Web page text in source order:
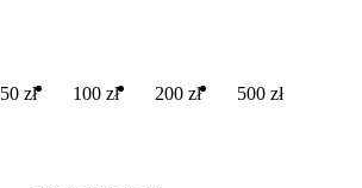
50 zł 100 zł 200 zł 500 zł